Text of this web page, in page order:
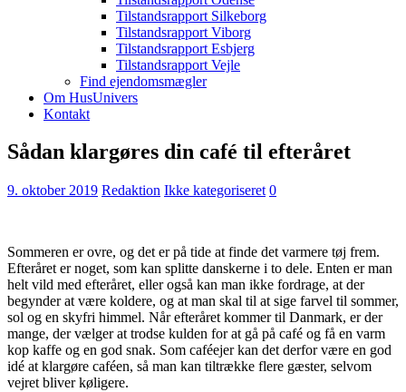
Tilstandsrapport Silkeborg
Tilstandsrapport Viborg
Tilstandsrapport Esbjerg
Tilstandsrapport Vejle
Find ejendomsmægler
Om HusUnivers
Kontakt
Sådan klargøres din café til efteråret
9. oktober 2019 Redaktion Ikke kategoriseret 0
Sommeren er ovre, og det er på tide at finde det varmere tøj frem.
Efteråret er noget, som kan splitte danskerne i to dele. Enten er man
helt vild med efteråret, eller også kan man ikke fordrage, at der
begynder at være koldere, og at man skal til at sige farvel til sommer,
sol og en skyfri himmel. Når efteråret kommer til Danmark, er der
mange, der vælger at trodse kulden for at gå på café og få en varm
kop kaffe og en god snak. Som caféejer kan det derfor være en god
idé at klargøre caféen, så man kan tiltrække flere gæster, selvom
vejret bliver køligere.